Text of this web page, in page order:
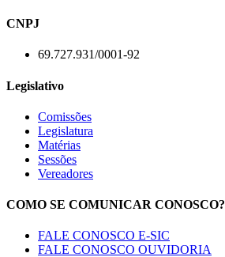
CNPJ
69.727.931/0001-92
Legislativo
Comissões
Legislatura
Matérias
Sessões
Vereadores
COMO SE COMUNICAR CONOSCO?
FALE CONOSCO E-SIC
FALE CONOSCO OUVIDORIA